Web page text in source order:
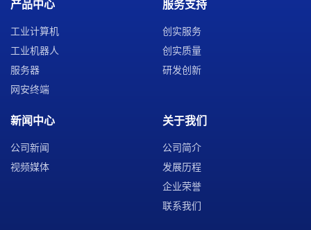
产品中心
工业计算机
工业机器人
服务器
网安终端
服务支持
创实服务
创实质量
研发创新
新闻中心
公司新闻
视频媒体
关于我们
公司简介
发展历程
企业荣誉
联系我们